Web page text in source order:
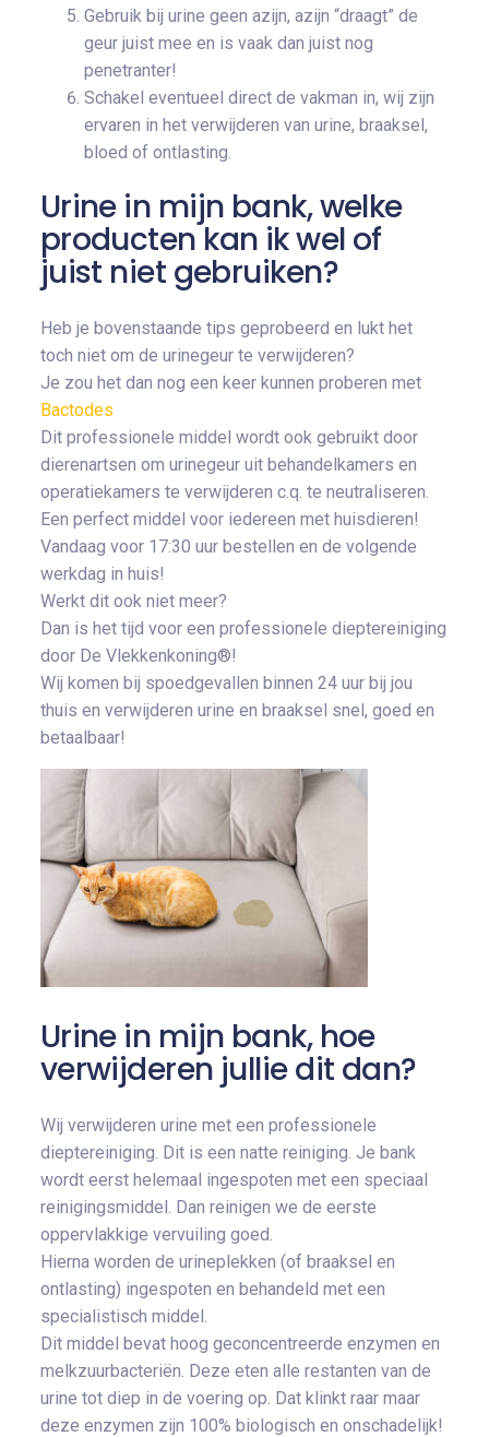
Gebruik bij urine geen azijn, azijn “draagt” de
geur juist mee en is vaak dan juist nog
penetranter!
Schakel eventueel direct de vakman in, wij zijn
ervaren in het verwijderen van urine, braaksel,
bloed of ontlasting.
Urine in mijn bank, welke
producten kan ik wel of
juist niet gebruiken?
Heb je bovenstaande tips geprobeerd en lukt het
toch niet om de urinegeur te verwijderen?
Je zou het dan nog een keer kunnen proberen met
Bactodes
Dit professionele middel wordt ook gebruikt door
dierenartsen om urinegeur uit behandelkamers en
operatiekamers te verwijderen c.q. te neutraliseren.
Een perfect middel voor iedereen met huisdieren!
Vandaag voor 17:30 uur bestellen en de volgende
werkdag in huis!
Werkt dit ook niet meer?
Dan is het tijd voor een professionele dieptereiniging
door De Vlekkenkoning®!
Wij komen bij spoedgevallen binnen 24 uur bij jou
thuis en verwijderen urine en braaksel snel, goed en
betaalbaar!
Urine in mijn bank, hoe
verwijderen jullie dit dan?
Wij verwijderen urine met een professionele
dieptereiniging. Dit is een natte reiniging. Je bank
wordt eerst helemaal ingespoten met een speciaal
reinigingsmiddel. Dan reinigen we de eerste
oppervlakkige vervuiling goed.
Hierna worden de urineplekken (of braaksel en
ontlasting) ingespoten en behandeld met een
specialistisch middel.
Dit middel bevat hoog geconcentreerde enzymen en
melkzuurbacteriën. Deze eten alle restanten van de
urine tot diep in de voering op. Dat klinkt raar maar
deze enzymen zijn 100% biologisch en onschadelijk!